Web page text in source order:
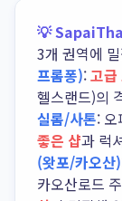
💡
3개 권역에
프롬퐁):고급
헬스랜드)의
실롬/사톤:
좋은 샵과 럭
(왓포/카오산)
카오산로드